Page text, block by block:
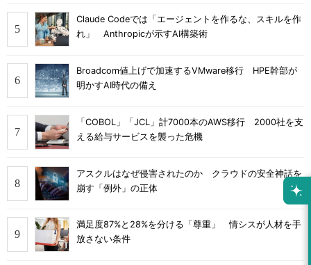
Claude Codeでは「エージェントを作るな、スキルを作
れ」 Anthropicが示すAI構築術
Broadcom値上げで加速するVMware移行 HPE幹部が
明かすAI時代の備え
「COBOL」「JCL」計7000本のAWS移行 2000社を支
える給与サービスを襲った危機
アスクルはなぜ侵害されたのか クラウドの安全神話を
崩す「例外」の正体
満足度87%と28%を分ける「尊重」 情シスが人材を手
放さない条件